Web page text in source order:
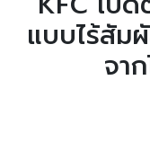
แบบไร้สัม
จา